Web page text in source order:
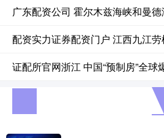
广东配资公司 霍尔木兹海峡和曼
配资实力证券配资门户 江西九江
证配所官网浙江 中国“预制房”全